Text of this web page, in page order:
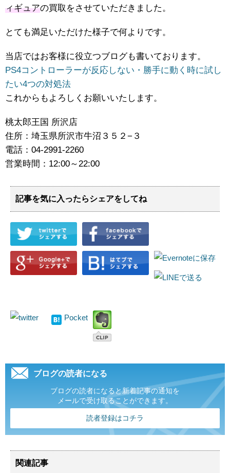
ィギュアの買取をさせていただきました。
とても満足いただけた様子で何よりです。
当店ではお客様に役立つブログも書いております。
PS4コントローラーが反応しない・勝手に動く時に試し
たい4つの対処法
これからもよろしくお願いいたします。
桃太郎王国 所沢店
住所：埼玉県所沢市牛沼３５２−３
電話：04-2991-2260
営業時間：12:00～22:00
記事を気に入ったらシェアをしてね
Pocket
ブログの読者になる
ブログの読者になると新着記事の通知を
メールで受け取ることができます。
読者登録はコチラ
関連記事